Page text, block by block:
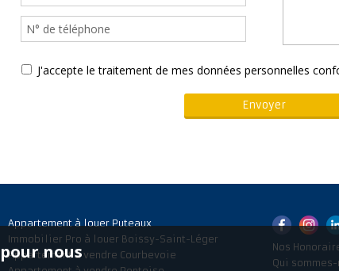
J'accepte le traitement de mes données personnelles
Appartement à louer Puteaux
Immobilier Pro à louer Boissy-Saint-Léger
Appartement à vendre Courbevoie
Nos
Qui sommes-
nous